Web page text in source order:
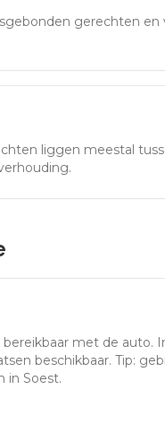
gerechten en
liggen meestal
bereikbaar met de auto.
beschikbaar. Tip:
in Soest.